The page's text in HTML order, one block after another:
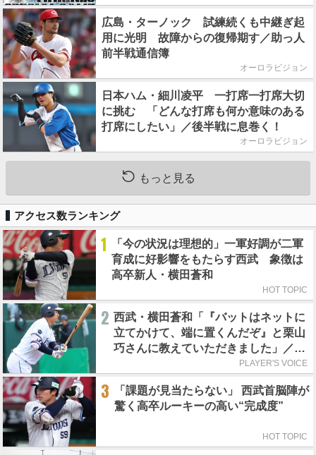
広島・ターノック 試練続くも中継ぎ起
用に光明 故障からの復帰期す／助っ人
前半戦通信簿
オーロラビジョン
日本ハム・細川凌平 一打席一打席大切
に挑む 「どんな打席も何か意味のある
打席にしたい」／後半戦に息巻く！
オーロラビジョン
もっと見る
アクセス数ランキング
1
「今の状況は理想的」一軍好調が二軍
育成に好影響をもたらす西武 象徴は
高卒新人・横田蒼和
HOT TOPIC
2 西武・横田蒼和「『バットはネットに
立てかけて、端に置くんだぞ』と栗山
巧さんに教えていただきました」／憧
PLAYER'S VOICE
3
「課題が見当たらない」 西武首脳陣が
驚く高卒ルーキーの高い“完成度”
HOT TOPIC